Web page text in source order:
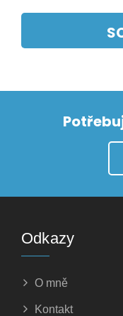
Odkazy
O mně
Kontakt